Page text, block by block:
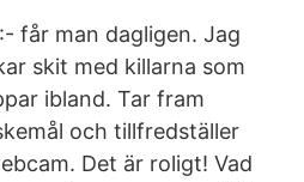
får man dagligen. Jag
skit med killarna som
ibland. Tar fram
och tillfredställer
Det är roligt! Vad